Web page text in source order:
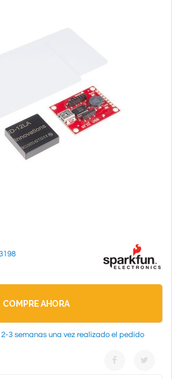
COMPRE AHORA
3 semanas una vez realizado el pedido